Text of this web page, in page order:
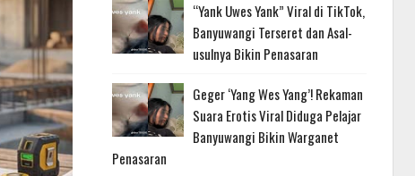
“Yank Uwes Yank” Viral di TikTok,
Banyuwangi Terseret dan Asal-
usulnya Bikin Penasaran
Geger ‘Yang Wes Yang’! Rekaman
Suara Erotis Viral Diduga Pelajar
Banyuwangi Bikin Warganet
Penasaran